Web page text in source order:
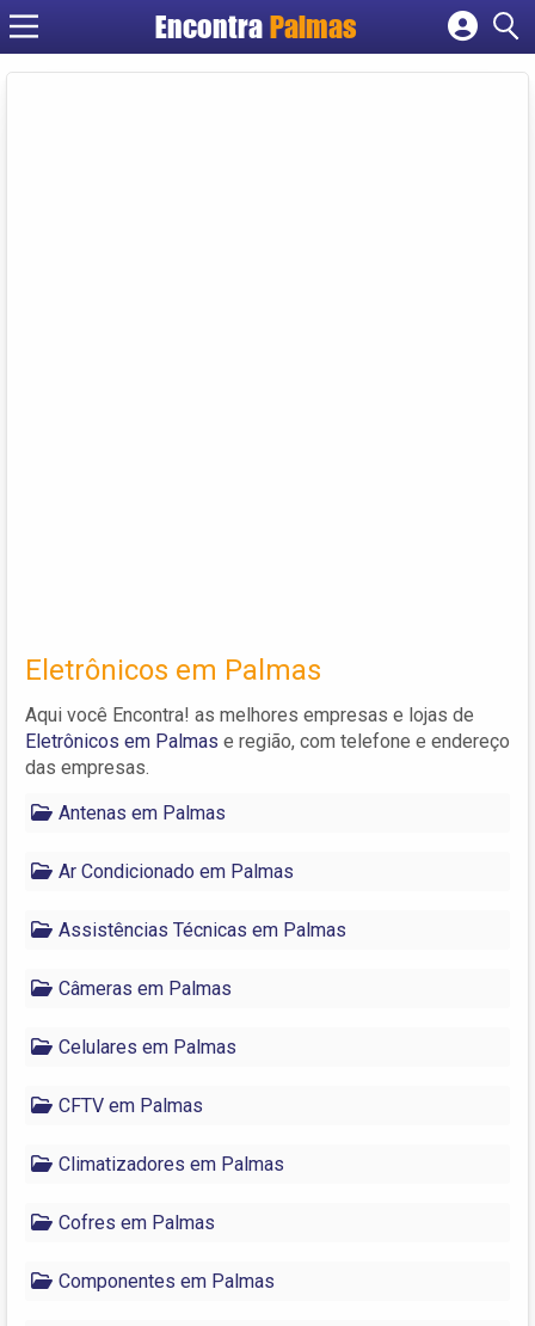
Encontra Palmas
Cadastrar empresa
Eletrônicos em Palmas
Aqui você Encontra! as melhores empresas e lojas de
Eletrônicos em Palmas e região, com telefone e endereço
das empresas.
Antenas em Palmas
Ar Condicionado em Palmas
Assistências Técnicas em Palmas
Câmeras em Palmas
Celulares em Palmas
CFTV em Palmas
Climatizadores em Palmas
Cofres em Palmas
Componentes em Palmas